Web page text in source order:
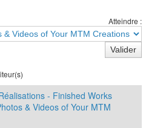
Atteindre :
- Finished Works
& Videos of Your MTM